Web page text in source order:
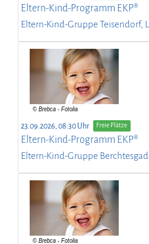
Eltern-Kind-Programm EKP®
Eltern-Kind-Gruppe Teisendorf,
23.09.2026, 08:30 Uhr Freie Plätze
Eltern-Kind-Programm EKP®
Eltern-Kind-Gruppe